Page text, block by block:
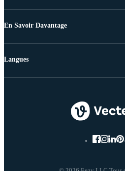
En Savoir Davantage
Langues